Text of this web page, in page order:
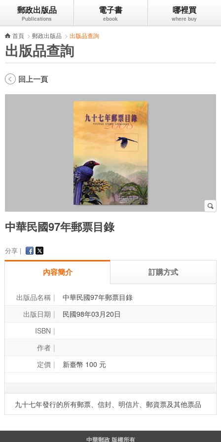
跳到主要內容區塊
郵政出版品 電子書 哪裡買
首頁 > 郵政出版品 > 出版品查詢
出版品查詢
回上一頁
中華民國97年郵票目錄
分享 |
內容簡介 訂購方式
出版品名稱
中華民國97年郵票目錄
出版日期
民國98年03月20日
ISBN
作者
定價
新臺幣 100 元
九十七年發行的所有郵票、信封、明信片、郵資票及其他票品
中華郵政 版權所有